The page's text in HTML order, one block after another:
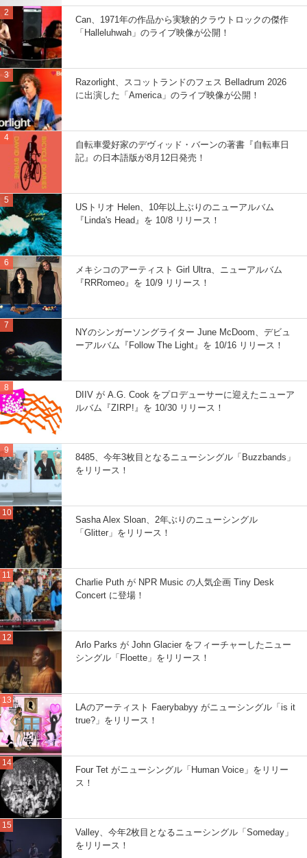
Can、1971年の作品から実験的クラウトロックの傑作
「Halleluhwah」のライブ映像が公開！
Razorlight、スコットランドのフェス Belladrum 2026
に出演した「America」のライブ映像が公開！
自転車愛好家のデヴィッド・バーンの著書『自転車日
記』の日本語版が8月12日発売！
USトリオ Helen、10年以上ぶりのニューアルバム
『Linda's Head』を 10/8 リリース！
メキシコのアーティスト Girl Ultra、ニューアルバム
『RRRomeo』を 10/9 リリース！
NYのシンガーソングライター June McDoom、デビュ
ーアルバム『Follow The Light』を 10/16 リリース！
DIIV が A.G. Cook をプロデューサーに迎えたニューア
ルバム『ZIRP!』を 10/30 リリース！
8485、今年3枚目となるニューシングル「Buzzbands」
をリリース！
Sasha Alex Sloan、2年ぶりのニューシングル
「Glitter」をリリース！
Charlie Puth が NPR Music の人気企画 Tiny Desk
Concert に登場！
Arlo Parks が John Glacier をフィーチャーしたニュー
シングル「Floette」をリリース！
LAのアーティスト Faerybabyy がニューシングル「is it
true?」をリリース！
Four Tet がニューシングル「Human Voice」をリリー
ス！
Valley、今年2枚目となるニューシングル「Someday」
をリリース！